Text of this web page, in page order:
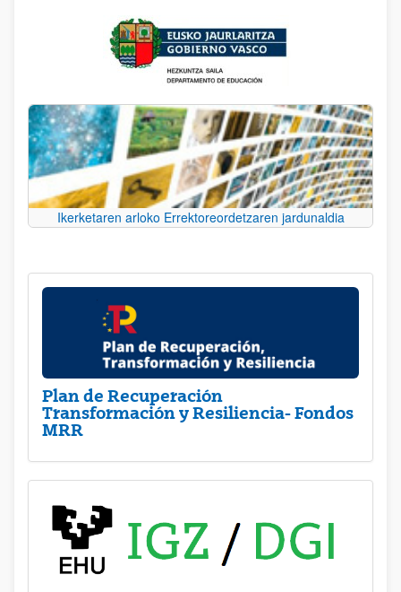
Ikerketaren arloko Errektoreordetzaren jardunaldia
Plan de Recuperación
Transformación y Resiliencia- Fondos
MRR